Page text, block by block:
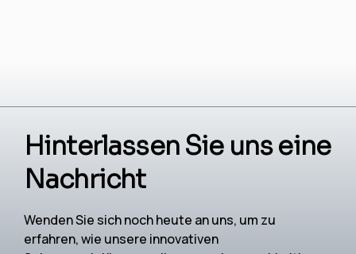
Hinterlassen Sie uns eine
Nachricht
Wenden Sie sich noch heute an uns, um zu
erfahren, wie unsere innovativen